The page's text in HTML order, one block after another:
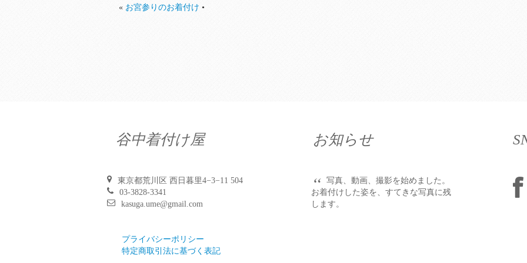
« お宮参りのお着付け •
谷中着付け屋
東京都荒川区 西日暮里4−3−11 504
03-3828-3341
kasuga.ume@gmail.com
プライバシーポリシー
特定商取引法に基づく表記
お知らせ
“ 写真、動画、撮影を始めました。
お着付けした姿を、すてきな写真に残
します。